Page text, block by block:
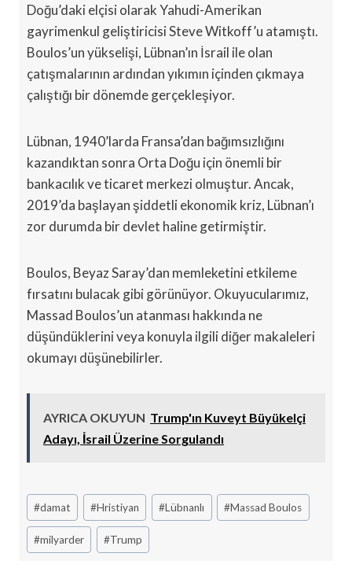
Doğu’daki elçisi olarak Yahudi-Amerikan
gayrimenkul geliştiricisi Steve Witkoff’u atamıştı.
Boulos’un yükselişi, Lübnan’ın İsrail ile olan
çatışmalarının ardından yıkımın içinden çıkmaya
çalıştığı bir dönemde gerçekleşiyor.
Lübnan, 1940’larda Fransa’dan bağımsızlığını
kazandıktan sonra Orta Doğu için önemli bir
bankacılık ve ticaret merkezi olmuştur. Ancak,
2019’da başlayan şiddetli ekonomik kriz, Lübnan’ı
zor durumda bir devlet haline getirmiştir.
Boulos, Beyaz Saray’dan memleketini etkileme
fırsatını bulacak gibi görünüyor. Okuyucularımız,
Massad Boulos’un atanması hakkında ne
düşündüklerini veya konuyla ilgili diğer makaleleri
okumayı düşünebilirler.
AYRICA OKUYUN Trump'ın Kuveyt Büyükelçi
Adayı, İsrail Üzerine Sorgulandı
Post
Tags:
#damat #Hristiyan #Lübnanlı #Massad Boulos
#milyarder #Trump